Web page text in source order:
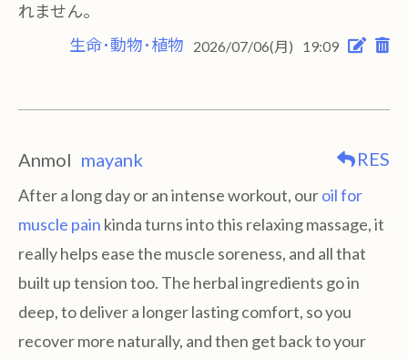
れません。
生命･動物･植物
2026/07/06(月) 19:09
Anmol mayank RES
After a long day or an intense workout, ouroil for
muscle pain kinda turns into this relaxing massage, it
really helps ease the muscle soreness, and all that
built up tension too. The herbal ingredients go in
deep, to deliver a longer lasting comfort, so you
recover more naturally, and then get back to your